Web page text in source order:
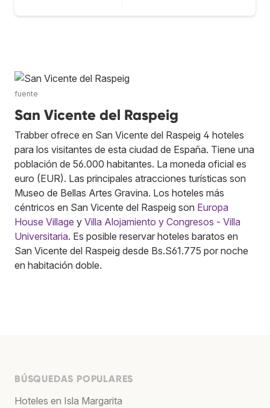
fuente
San Vicente del Raspeig
Trabber ofrece en San Vicente del Raspeig 4 hoteles
para los visitantes de esta ciudad de España. Tiene una
población de 56.000 habitantes. La moneda oficial es
euro (EUR). Las principales atracciones turísticas son
Museo de Bellas Artes Gravina. Los hoteles más
céntricos en San Vicente del Raspeig son Europa
House Village y Villa Alojamiento y Congresos - Villa
Universitaria. Es posible reservar hoteles baratos en
San Vicente del Raspeig desde Bs.S61.775 por noche
en habitación doble.
BÚSQUEDAS POPULARES
Hoteles en Isla Margarita